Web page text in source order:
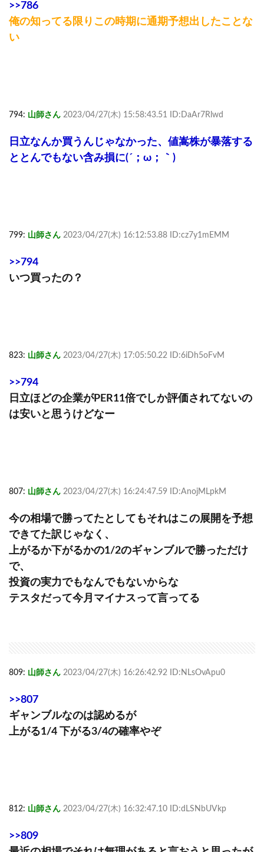
>>786
俺の知ってる限りこの時期に通期予想出したことな
い
794: 山師さん 2023/04/27(木) 15:58:43.51 ID:DaAr7Rlwd
日立なんか買うんじゃなかった、値嵩株が暴落する
ととんでもない含み損に(´；ω；｀)
799: 山師さん 2023/04/27(木) 16:12:53.88 ID:cz7y1mEMM
>>794
いつ買ったの？
823: 山師さん 2023/04/27(木) 17:05:50.22 ID:6iDh5oFvM
>>794
日立ほどの企業がPER11倍でしか評価されてないの
は安いと思うけどなー
807: 山師さん 2023/04/27(木) 16:24:47.59 ID:AnojMLpkM
今の相場で勝ってたとしてもそれはこの展開を予想
できてた訳じゃなく、
上がるか下がるかの1/2のギャンブルで勝っただけ
で、
投資の実力でもなんでもないからな
テスタだって今月マイナスって言ってる
809: 山師さん 2023/04/27(木) 16:26:42.92 ID:NLsOvApu0
>>807
ギャンブルなのは認めるが
上がる1/4 下がる3/4の確率やぞ
812: 山師さん 2023/04/27(木) 16:32:47.10 ID:dLSNbUVkp
>>809